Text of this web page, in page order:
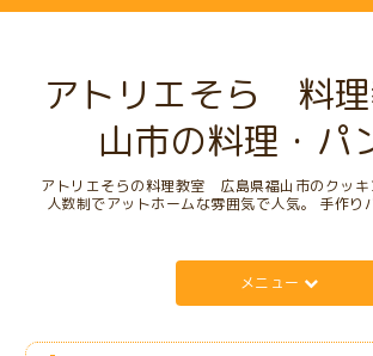
アトリエそら 料
山市の料理・パ
アトリエそらの料理教室 広島県福山市のクッ
人数制でアットホームな雰囲気で人気。 手作り
メニュー